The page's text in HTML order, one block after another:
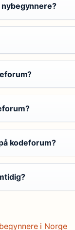
kodeforum?
i Norge